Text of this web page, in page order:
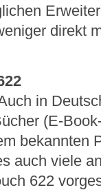
direkt
in
(E-
bekannten
auch viele
622